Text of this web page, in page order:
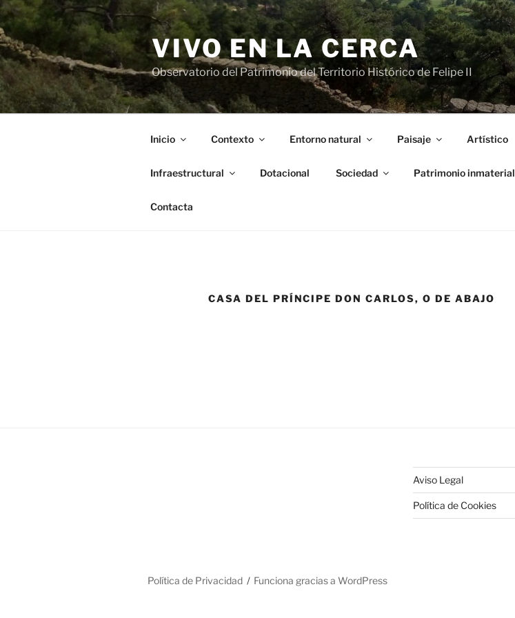
Saltar
al
contenido
VIVO EN LA CERCA
Observatorio del Patrimonio del Territorio Histórico de Felipe II
Inicio Contexto Entorno natural Paisaje Artístico
Infraestructural Dotacional Sociedad Patrimonio inmaterial
Contacta
CASA DEL PRÍNCIPE DON CARLOS, O DE ABAJO
Aviso Legal
Política de Cookies
Política de Privacidad Funciona gracias a WordPress